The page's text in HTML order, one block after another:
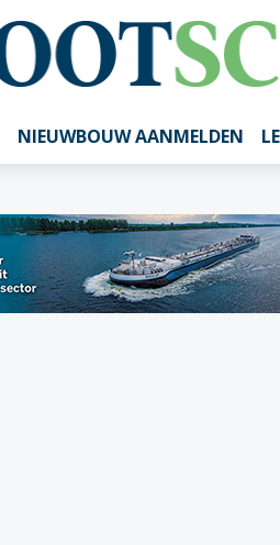
NIEUWBOUW AANMELDEN